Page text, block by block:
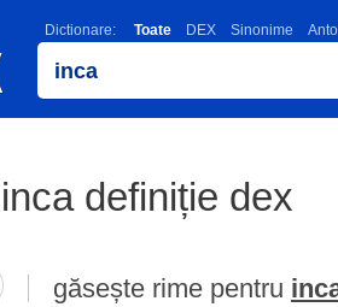
Dictionare: Toate DEX Sinonime
definiție dex
găsește rime pentru